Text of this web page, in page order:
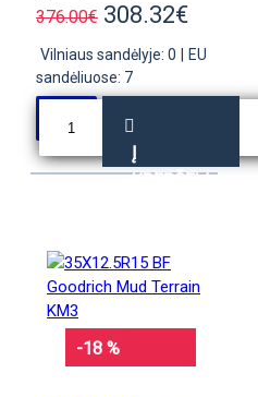
376.00€ 308.32€
Vilniaus sandėlyje: 0
EU
sandėliuose: 7
Į
KREPŠELĮ
-18 %